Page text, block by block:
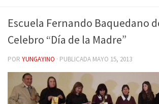
Escuela Fernando Baquedano
Celebro “Día de la Madre”
POR YUNGAYINO · PUBLICADA MAYO 15, 2013